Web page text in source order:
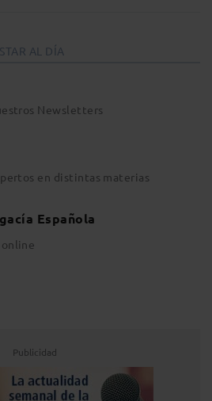
AL DÍA
Newsletters
en distintas materias
Española
Publicidad